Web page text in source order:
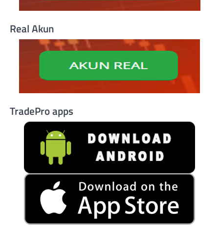
Real Akun
TradePro apps